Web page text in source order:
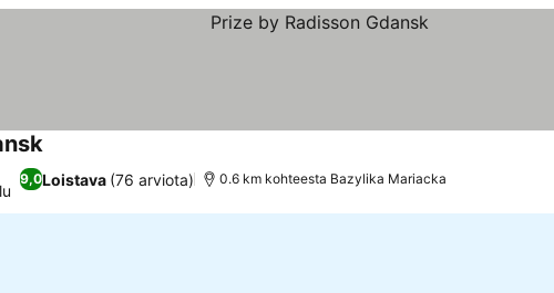
9,0Loistava (76 arviota) 0.6 km kohteesta Bazylika Mariacka